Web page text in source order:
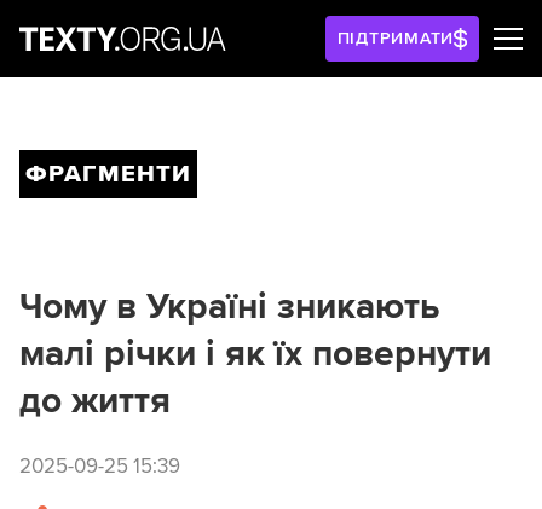
ПІДТРИМАТИ
ФРАГМЕНТИ
Чому в Україні зникають
малі річки і як їх повернути
до життя
2025-09-25 15:39